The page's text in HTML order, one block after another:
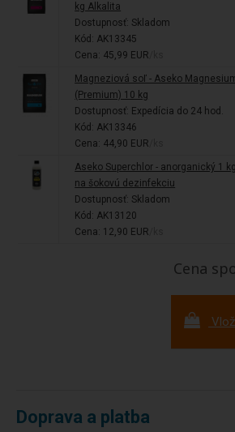
kg Alkalita
Dostupnosť: Skladom
Kód: AK13345
Cena: 45,99 EUR
Magneziová soľ - Aseko
(Premium) 10 kg
Dostupnosť: Expedícia do 24 hod.
Kód: AK13346
Cena: 44,90 EUR
Aseko Superchlor - anorganický 1
na šokovú dezinfekciu
Dostupnosť: Skladom
Kód: AK13120
Cena: 12,90 EUR
Cena
Doprava a platba